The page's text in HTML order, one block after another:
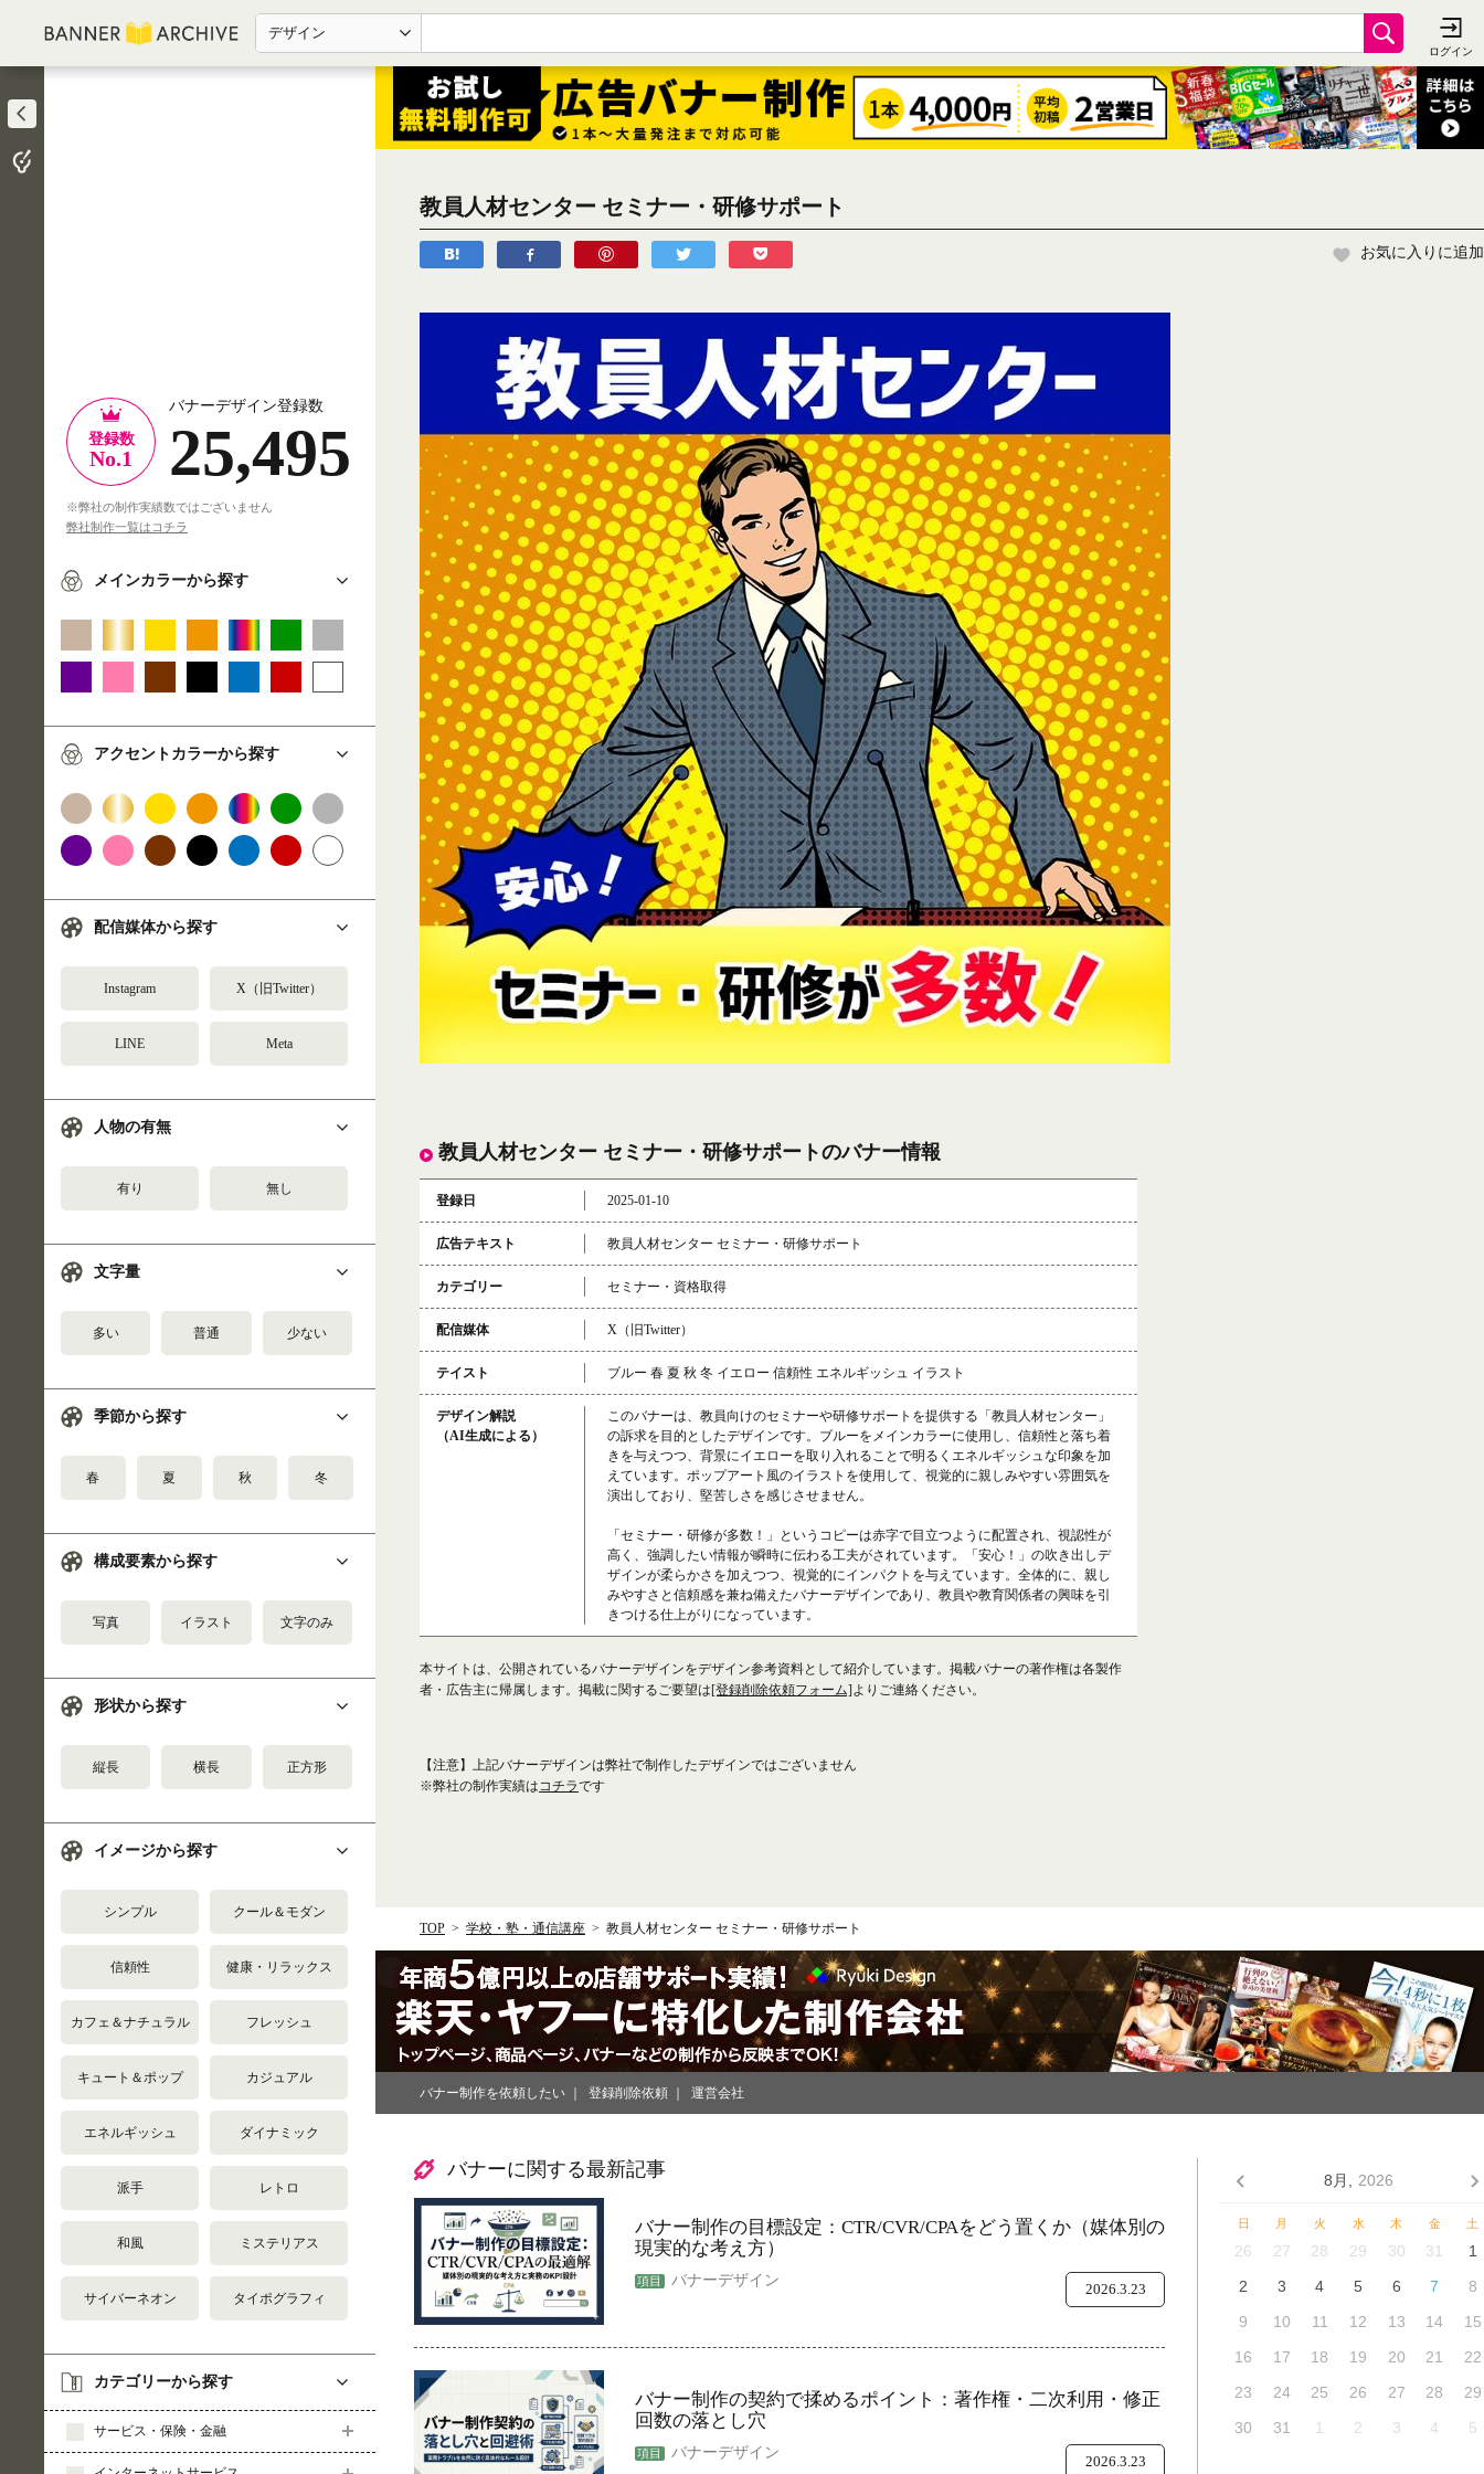
デザイン
登録数
No.1
バナーデザイン登録数
25,495
※弊社の制作実績数ではございません
弊社制作一覧はコチラ
メインカラーから探す
アクセントカラーから探す
配信媒体から探す
Instagram X（旧Twitter）
LINE Meta
人物の有無
有り 無し
文字量
多い 普通 少ない
季節から探す
春 夏 秋 冬
構成要素から探す
写真 イラスト 文字のみ
形状から探す
縦長 横長 正方形
イメージから探す
シンプル クール＆モダン
信頼性 健康・リラックス
カフェ＆ナチュラル フレッシュ
キュート＆ポップ カジュアル
エネルギッシュ ダイナミック
派手 レトロ
和風 ミステリアス
サイバーネオン タイポグラフィ
カテゴリーから探す
サービス・保険・金融
教員人材センター セミナー・研修サポート
お気に入りに追加
教員人材センター セミナー・研修サポートのバナー情報
登録日 2025-01-10
広告テキスト 教員人材センター セミナー・研修サポート
カテゴリー セミナー・資格取得
配信媒体 X（旧Twitter）
テイスト ブルー 春 夏 秋 冬 イエロー 信頼性 エネルギッシュ イラスト
デザイン解説
（AI生成による）
このバナーは、教員向けのセミナーや研修サポートを提供する「教員人材センター」
の訴求を目的としたデザインです。ブルーをメインカラーに使用し、信頼性と落ち着
きを与えつつ、背景にイエローを取り入れることで明るくエネルギッシュな印象を加
えています。ポップアート風のイラストを使用して、視覚的に親しみやすい雰囲気を
演出しており、堅苦しさを感じさせません。
「セミナー・研修が多数！」というコピーは赤字で目立つように配置され、視認性が
高く、強調したい情報が瞬時に伝わる工夫がされています。「安心！」の吹き出しデ
ザインが柔らかさを加えつつ、視覚的にインパクトを与えています。全体的に、親し
みやすさと信頼感を兼ね備えたバナーデザインであり、教員や教育関係者の興味を引
きつける仕上がりになっています。
本サイトは、公開されているバナーデザインをデザイン参考資料として紹介しています。掲載バナーの著作権は各製作
者・広告主に帰属します。掲載に関するご要望は[登録削除依頼フォーム]よりご連絡ください。
【注意】上記バナーデザインは弊社で制作したデザインではございません
※弊社の制作実績はコチラです
TOP 学校・塾・通信講座 教員人材センター セミナー・研修サポート
バナー制作を依頼したい 登録削除依頼 運営会社
バナーに関する最新記事
バナー制作の目標設定：CTR/CVR/CPAをどう置くか（媒体別の
現実的な考え方）
バナーデザイン
2026.3.23
バナー制作の契約で揉めるポイント：著作権・二次利用・修正
回数の落とし穴
バナーデザイン
2026.3.23
8月, 2026
日 月 火 水 木 金 土
26 27 28 29 30 31
1
2
3 4 5 6 7
8
9
10 11 12 13 14
15
16
17 18 19 20 21
22
23
24 25 26 27 28
29
30
31 1 2 3 4 5